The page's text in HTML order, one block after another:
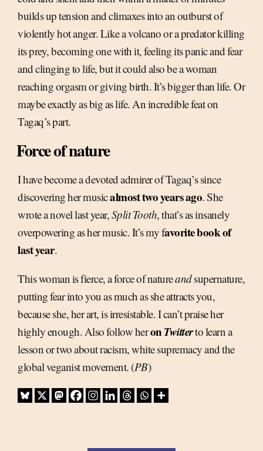
builds up tension and climaxes into an outburst of
violently hot anger. Like a volcano or a predator killing
its prey, becoming one with it, feeling its panic and fear
and clinging to life, but it could also be a woman
reaching orgasm or giving birth. It’s bigger than life. Or
maybe exactly as big as life. An incredible feat on
Tagaq’s part.
Force of nature
I have become a devoted admirer of Tagaq’s since
discovering her musicalmost two years ago. She
wrote a novel last year,Split Tooth, that’s as insanely
overpowering as her music. It’s my favorite book of
last year.
This woman is fierce, a force of natureandsupernature,
putting fear into you as much as she attracts you,
because she, her art, is irresistable. I can’t praise her
highly enough. Also follow heronTwitterto learn a
lesson or two about racism, white supremacy and the
global veganist movement. (PB)